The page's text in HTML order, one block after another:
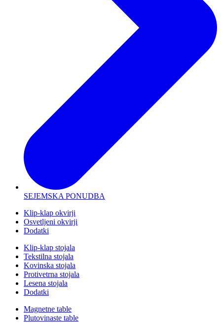
SEJEMSKA PONUDBA
Klip-klap okvirji
Osvetljeni okvirji
Dodatki
Klip-klap stojala
Tekstilna stojala
Kovinska stojala
Protivetrna stojala
Lesena stojala
Dodatki
Magnetne table
Plutovinaste table